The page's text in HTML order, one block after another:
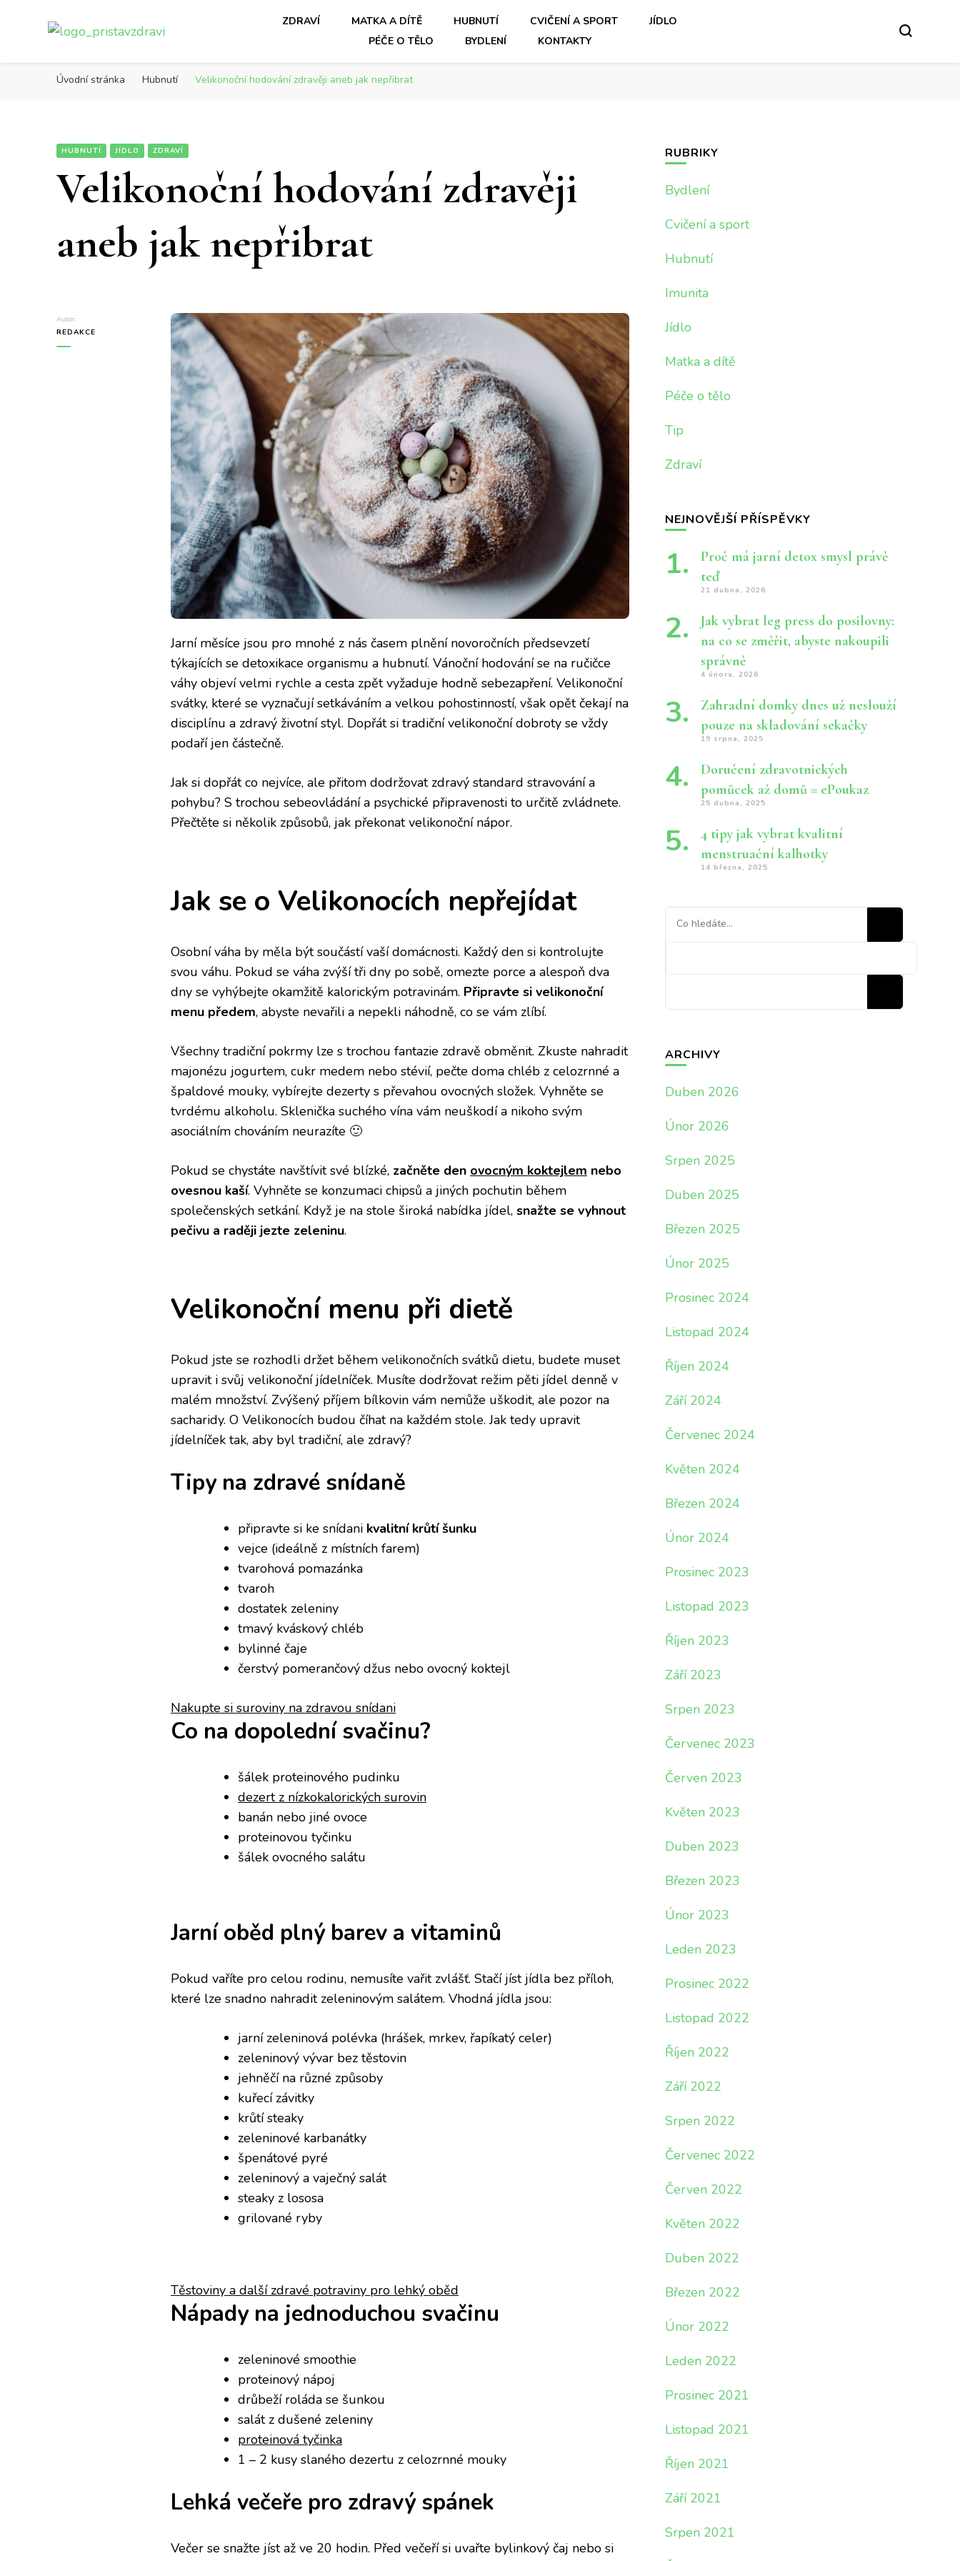
ZDRAVÍ MATKA A DÍTĚ HUBNUTÍ CVIČENÍ A SPORT
JÍDLO
PÉČE O TĚLO
BYDLENÍ KONTAKTY
Úvodní stránka Hubnutí Velikonoční hodování zdravěji aneb jak nepřibrat
HUBNUTÍ JÍDLO ZDRAVÍ
Velikonoční hodování zdravěji
aneb jak nepřibrat
Autor:
REDAKCE
Jarní měsíce jsou pro mnohé z nás časem plnění novoročních předsevzetí
týkajících se detoxikace organismu a hubnutí. Vánoční hodování se na ručičce
váhy objeví velmi rychle a cesta zpět vyžaduje hodně sebezapření. Velikonoční
svátky, které se vyznačují setkáváním a velkou pohostinností, však opět čekají na
disciplínu a zdravý životní styl. Dopřát si tradiční velikonoční dobroty se vždy
podaří jen částečně.
Jak si dopřát co nejvíce, ale přitom dodržovat zdravý standard stravování a
pohybu? S trochou sebeovládání a psychické připravenosti to určitě zvládnete.
Přečtěte si několik způsobů, jak překonat velikonoční nápor.
Jak se o Velikonocích nepřejídat
Osobní váha by měla být součástí vaší domácnosti. Každý den si kontrolujte
svou váhu. Pokud se váha zvýší tři dny po sobě, omezte porce a alespoň dva
dny se vyhýbejte okamžitě kalorickým potravinám. Připravte si velikonoční
menu předem, abyste nevařili a nepekli náhodně, co se vám zlíbí.
Všechny tradiční pokrmy lze s trochou fantazie zdravě obměnit. Zkuste nahradit
majonézu jogurtem, cukr medem nebo stévií, pečte doma chléb z celozrnné a
špaldové mouky, vybírejte dezerty s převahou ovocných složek. Vyhněte se
tvrdému alkoholu. Sklenička suchého vína vám neuškodí a nikoho svým
asociálním chováním neurazíte 🙂
Pokud se chystáte navštívit své blízké, začněte den ovocným koktejlem nebo
ovesnou kaší. Vyhněte se konzumaci chipsů a jiných pochutin během
společenských setkání. Když je na stole široká nabídka jídel, snažte se vyhnout
pečivu a raději jezte zeleninu.
Velikonoční menu při dietě
Pokud jste se rozhodli držet během velikonočních svátků dietu, budete muset
upravit i svůj velikonoční jídelníček. Musíte dodržovat režim pěti jídel denně v
malém množství. Zvýšený příjem bílkovin vám nemůže uškodit, ale pozor na
sacharidy. O Velikonocích budou číhat na každém stole. Jak tedy upravit
jídelníček tak, aby byl tradiční, ale zdravý?
Tipy na zdravé snídaně
připravte si ke snídani kvalitní krůtí šunku
vejce (ideálně z místních farem)
tvarohová pomazánka
tvaroh
dostatek zeleniny
tmavý kváskový chléb
bylinné čaje
čerstvý pomerančový džus nebo ovocný koktejl
Nakupte si suroviny na zdravou snídani
Co na dopolední svačinu?
šálek proteinového pudinku
dezert z nízkokalorických surovin
banán nebo jiné ovoce
proteinovou tyčinku
šálek ovocného salátu
Jarní oběd plný barev a vitaminů
Pokud vaříte pro celou rodinu, nemusíte vařit zvlášť. Stačí jíst jídla bez příloh,
které lze snadno nahradit zeleninovým salátem. Vhodná jídla jsou:
jarní zeleninová polévka (hrášek, mrkev, řapíkatý celer)
zeleninový vývar bez těstovin
jehněčí na různé způsoby
kuřecí závitky
krůtí steaky
zeleninové karbanátky
špenátové pyré
zeleninový a vaječný salát
steaky z lososa
grilované ryby
Těstoviny a další zdravé potraviny pro lehký oběd
Nápady na jednoduchou svačinu
zeleninové smoothie
proteinový nápoj
drůbeží roláda se šunkou
salát z dušené zeleniny
proteinová tyčinka
1 – 2 kusy slaného dezertu z celozrnné mouky
Lehká večeře pro zdravý spánek
Večer se snažte jíst až ve 20 hodin. Před večeří si uvařte bylinkový čaj nebo si
RUBRIKY
Bydlení
Cvičení a sport
Hubnutí
Imunita
Jídlo
Matka a dítě
Péče o tělo
Tip
Zdraví
NEJNOVĚJŠÍ PŘÍSPĚVKY
Proč má jarní detox smysl právě
teď
21 dubna, 2026
Jak vybrat leg press do posilovny:
na co se změřit, abyste nakoupili
správně
4 února, 2026
Zahradní domky dnes už neslouží
pouze na skladování sekačky
19 srpna, 2025
Doručení zdravotnických
pomůcek až domů = ePoukaz
25 dubna, 2025
4 tipy jak vybrat kvalitní
menstruační kalhotky
14 března, 2025
něco
ARCHIVY
Duben 2026
Únor 2026
Srpen 2025
Duben 2025
Březen 2025
Únor 2025
Prosinec 2024
Listopad 2024
Říjen 2024
Září 2024
Červenec 2024
Květen 2024
Březen 2024
Únor 2024
Prosinec 2023
Listopad 2023
Říjen 2023
Září 2023
Srpen 2023
Červenec 2023
Červen 2023
Květen 2023
Duben 2023
Březen 2023
Únor 2023
Leden 2023
Prosinec 2022
Listopad 2022
Říjen 2022
Září 2022
Srpen 2022
Červenec 2022
Červen 2022
Květen 2022
Duben 2022
Březen 2022
Únor 2022
Leden 2022
Prosinec 2021
Listopad 2021
Říjen 2021
Září 2021
Srpen 2021